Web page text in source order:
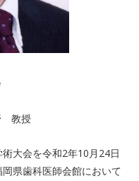
教授
大会を令和2年10月24日
岡県歯科医師会館において